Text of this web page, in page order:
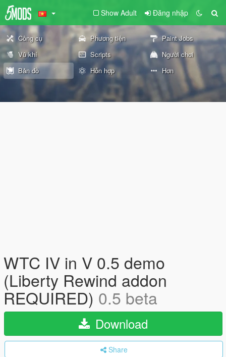
Show Adult Đăng nhập
Công cụ Phương tiện
Paint Jobs
Vũ khí
Scripts
Người chơi
Bản đồ
Hỗn hợp Hơn
WTC IV in V 0.5 demo
(Liberty Rewind addon
REQUIRED) 0.5 beta
Download
Share